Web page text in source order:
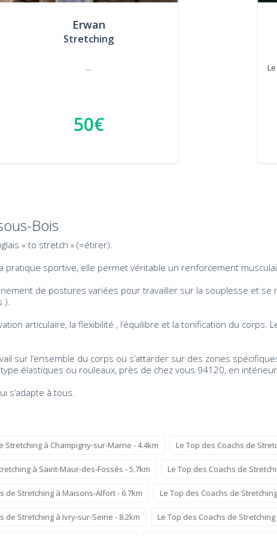
Erwan
Stretching
...
50€
Bois
« to stretch » (=étirer).
pratique sportive, elle permet véritable un renforcement
de postures variées pour travailler sur la souplesse et se
).
articulaire, la flexibilité , l’équilibre et la tonification du
sur l’ensemble du corps ou s’attarder sur des zones
élastiques ou rouleaux, près de chez vous 94120, en
s’adapte à tous.
Stretching à Champigny-sur-Marne - 4.4km Le Top des Coachs de
à Saint-Maur-des-Fossés - 5.7km Le Top des Coachs de
de Stretching à Maisons-Alfort - 6.7km Le Top des Coachs de
de Stretching à Ivry-sur-Seine - 8.2km Le Top des Coachs de